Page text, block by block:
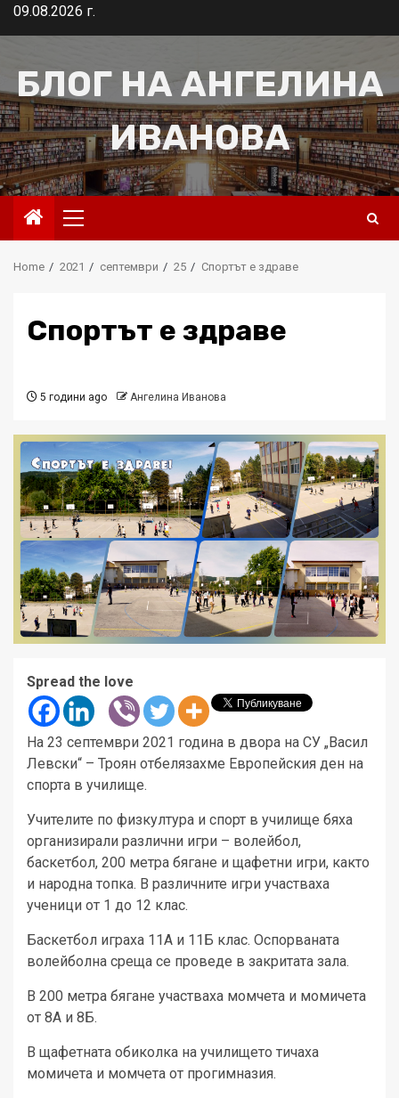
Skip09.08.2026 г.
БЛОГ НА АНГЕЛИНА
ИВАНОВА
Primary
Menu
Home 2021 септември 25 Спортът е здраве
Спортът е здраве
5 години ago Ангелина Иванова
Spread the love
На 23 септември 2021 година в двора на СУ „Васил
Левски“ – Троян отбелязахме Европейския ден на
спорта в училище.
Учителите по физкултура и спорт в училище бяха
организирали различни игри – волейбол,
баскетбол, 200 метра бягане и щафетни игри, както
и народна топка. В различните игри участваха
ученици от 1 до 12 клас.
Баскетбол играха 11А и 11Б клас. Оспорваната
волейболна среща се проведе в закритата зала.
В 200 метра бягане участваха момчета и момичета
от 8А и 8Б.
В щафетната обиколка на училището тичаха
момичета и момчета от прогимназия.